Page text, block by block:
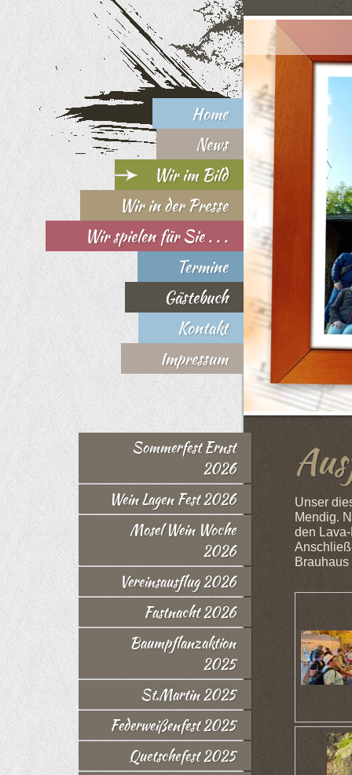
Home
News
Wir im Bild
Wir in der Presse
Wir spielen für Sie . . .
Termine
Gästebuch
Kontakt
Impressum
Sommerfest Ernst
2026
Wein Lagen Fest 2026
Mosel Wein Woche
2026
Vereinsausflug 2026
Fastnacht 2026
Baumpflanzaktion
2025
St.Martin 2025
Federweißenfest 2025
Quetschefest 2025
Unser
Mendig.
den
Brauhaus